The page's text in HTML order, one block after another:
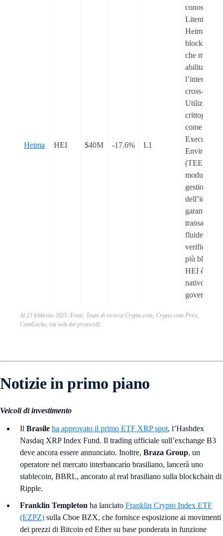
Heima HEI $40M -17.6% L1
conosciuto
Litentry
Heima è
blockchain
che mira ad
abilitare
cross-chain.
Utilizza
come
Execution
(TEE) e un
modulo di
gestione
garantire
transazioni
fluide e
verificabili
più
HEI è il
nativo di
governance.
Al 23 febbraio 2025. Fonti: Team di ricerca Crypto.com, Crypto.com Price,
CoinGecko, siti web dei protocolli
Notizie in primo piano
Veicoli di investimento
Il Brasile ha approvato il primo ETF XRP spot, l’Hashdex
Nasdaq XRP Index Fund. Il trading ufficiale sull’exchange B3
deve ancora essere annunciato. Inoltre, Braza Group, un
operatore nel mercato interbancario brasiliano, lancerà uno
stablecoin, BBRL, ancorato al real brasiliano sulla blockchain di
Ripple.
Franklin Templeton ha lanciato Franklin Crypto Index ETF
(EZPZ) sulla Cboe BZX, che fornisce esposizione ai movimenti
dei prezzi di Bitcoin ed Ether su base ponderata in funzione